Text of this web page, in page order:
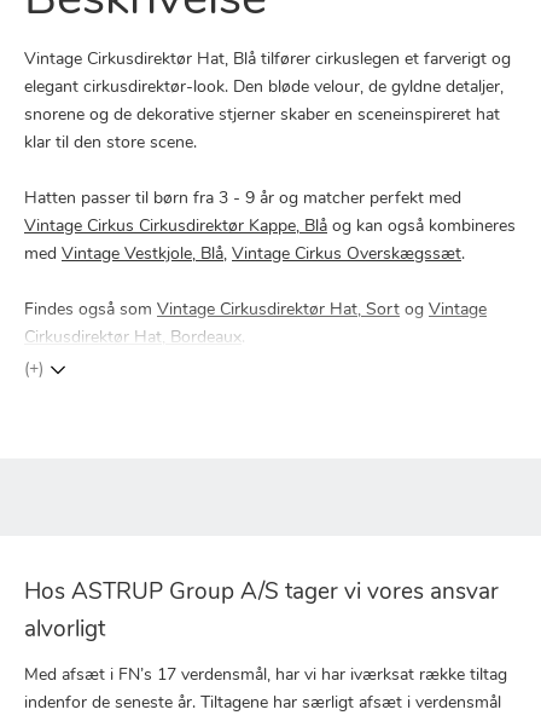
Vintage Cirkusdirektør Hat, Blå tilfører cirkuslegen et farverigt og
elegant cirkusdirektør-look. Den bløde velour, de gyldne detaljer,
snorene og de dekorative stjerner skaber en sceneinspireret hat
klar til den store scene.
Hatten passer til børn fra 3 - 9 år og matcher perfekt med
Vintage Cirkus Cirkusdirektør Kappe, Blå og kan også kombineres
med Vintage Vestkjole, Blå, Vintage Cirkus Overskægssæt.
Findes også som Vintage Cirkusdirektør Hat, Sort og Vintage
Cirkusdirektør Hat, Bordeaux.
(+)
Hos ASTRUP Group A/S tager vi vores ansvar
alvorligt
Med afsæt i FN’s 17 verdensmål, har vi har iværksat række tiltag
indenfor de seneste år. Tiltagene har særligt afsæt i verdensmål